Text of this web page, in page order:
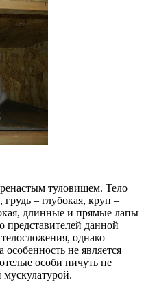
туловищем. Тело
грудь – глубокая, круп –
длинные и прямые лапы
данной
однако
не является
особи ничуть не
мускулатурой.